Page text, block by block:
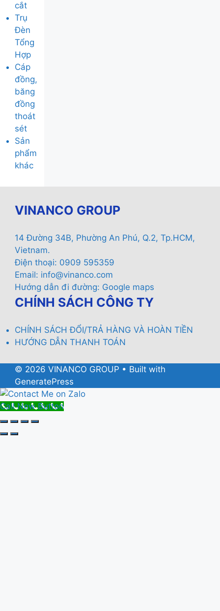
cắt
Trụ
Đèn
Tổng
Hợp
Cáp
đồng,
băng
đồng
thoát
sét
Sản
phẩm
khác
VINANCO GROUP
14 Đường 34B, Phường An Phú, Q.2, Tp.HCM,
Vietnam.
Điện thoại: 0909 595359
Email: info@vinanco.com
Hướng dẫn đi đường: Google maps
CHÍNH SÁCH CÔNG TY
CHÍNH SÁCH ĐỔI/TRẢ HÀNG VÀ HOÀN TIỀN
HƯỚNG DẪN THANH TOÁN
© 2026 VINANCO GROUP • Built with
GeneratePress
Call Now Button